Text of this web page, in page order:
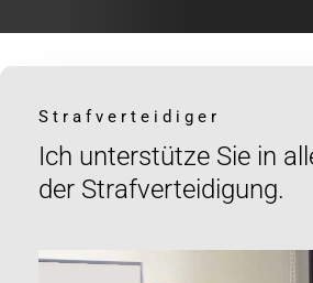
Strafverteidiger
Ich unterstütze Sie in
der Strafverteidigung.